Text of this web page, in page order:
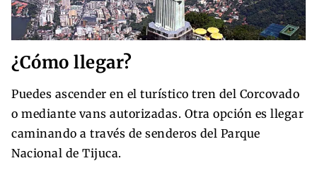
¿Cómo llegar?
Puedes ascender en el turístico tren del Corcovado
o mediante vans autorizadas. Otra opción es llegar
caminando a través de senderos del Parque
Nacional de Tijuca.